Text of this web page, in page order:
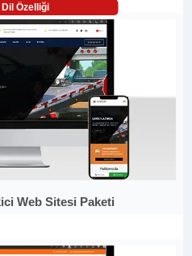
Özelliği
Web Sitesi Paketi